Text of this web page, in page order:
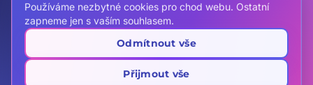
info@zooreality.cz
Realitní kancelář ZOO REALITY s.r.o.
Rybná 716/24, 110 00 Praha
Používáme nezbytné cookies pro chod webu. Ostatní
zapneme jen s vaším souhlasem.
Odmítnout vše
Přijmout vše